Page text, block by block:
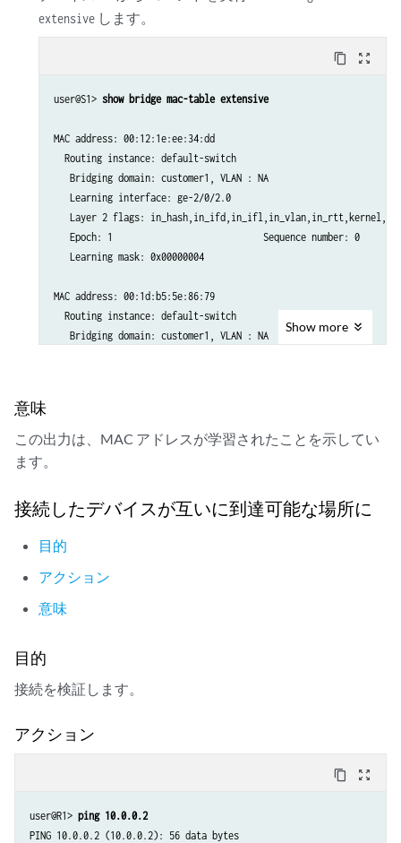
extensive します。
content_copy zoom_out_map
user@S1> show bridge mac-table extensive
MAC address: 00:12:1e:ee:34:dd
  Routing instance: default-switch
   Bridging domain: customer1, VLAN : NA
   Learning interface: ge-2/0/2.0
Layer 2 flags:
   Epoch: 1                            Sequence number: 0
   Learning mask: 0x00000004
MAC address: 00:1d:b5:5e:86:79
  Routing instance: default-switch
   Bridging domain: customer1, VLAN : NA
   Learning interface: ge-2/0/1.0
   Epoch: 3                            Sequence number: 0
Show more
意味
この出力は、MAC アドレスが学習されたことを示してい
ます。
接続したデバイスが互いに到達可能な場所に
目的
アクション
意味
目的
接続を検証します。
アクション
content_copy zoom_out_map
user@R1> ping 10.0.0.2
PING 10.0.0.2 (10.0.0.2): 56 data bytes